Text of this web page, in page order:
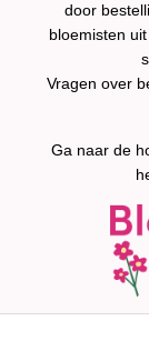
door
bloemisten
Vragen over
Ga naar de